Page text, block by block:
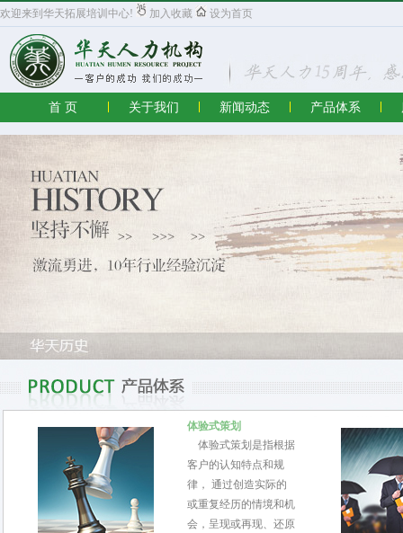
欢迎来到华天拓展培训中心! 加入收藏 设为首页
首 页 关于我们 新闻动态 产品体系
体验式策划
体验式策划是指根据
客户的认知特点和规
律， 通过创造实际的
或重复经历的情境和机
会，呈现或再现、还原